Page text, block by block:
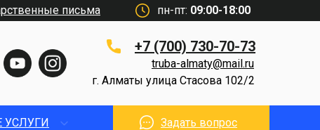
пн-пт: 09:00-18:00
+7 (700) 730-70-73
г. Алматы улица Стасова 102/2
truba-almaty@mail.ru
письма
Задать вопрос